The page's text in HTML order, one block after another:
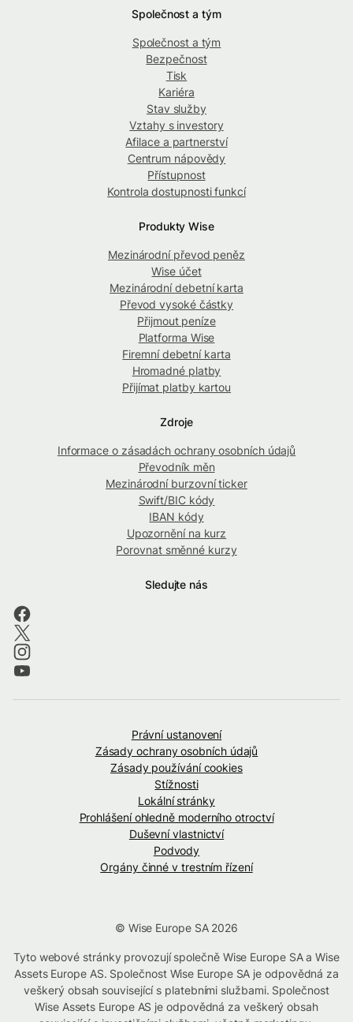
Společnost a tým
Společnost a tým
Bezpečnost
Tisk
Kariéra
Stav služby
Vztahy s investory
Afilace a partnerství
Centrum nápovědy
Přístupnost
Kontrola dostupnosti funkcí
Produkty Wise
Mezinárodní převod peněz
Wise účet
Mezinárodní debetní karta
Převod vysoké částky
Přijmout peníze
Platforma Wise
Firemní debetní karta
Hromadné platby
Přijímat platby kartou
Zdroje
Informace o zásadách ochrany osobních údajů
Převodník měn
Mezinárodní burzovní ticker
Swift/BIC kódy
IBAN kódy
Upozornění na kurz
Porovnat směnné kurzy
Sledujte nás
Právní ustanovení
Zásady ochrany osobních údajů
Zásady používání cookies
Stížnosti
Lokální stránky
Prohlášení ohledně moderního otroctví
Duševní vlastnictví
Podvody
Orgány činné v trestním řízení
© Wise Europe SA 2026
Tyto webové stránky provozují společně Wise Europe SA a Wise
Assets Europe AS. Společnost Wise Europe SA je odpovědná za
veškerý obsah související s platebními službami. Společnost
Wise Assets Europe AS je odpovědná za veškerý obsah